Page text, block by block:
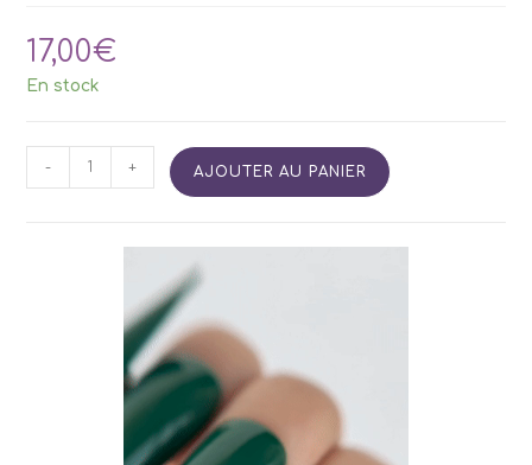
17,00€
En stock
quantité
- + AJOUTER AU PANIER